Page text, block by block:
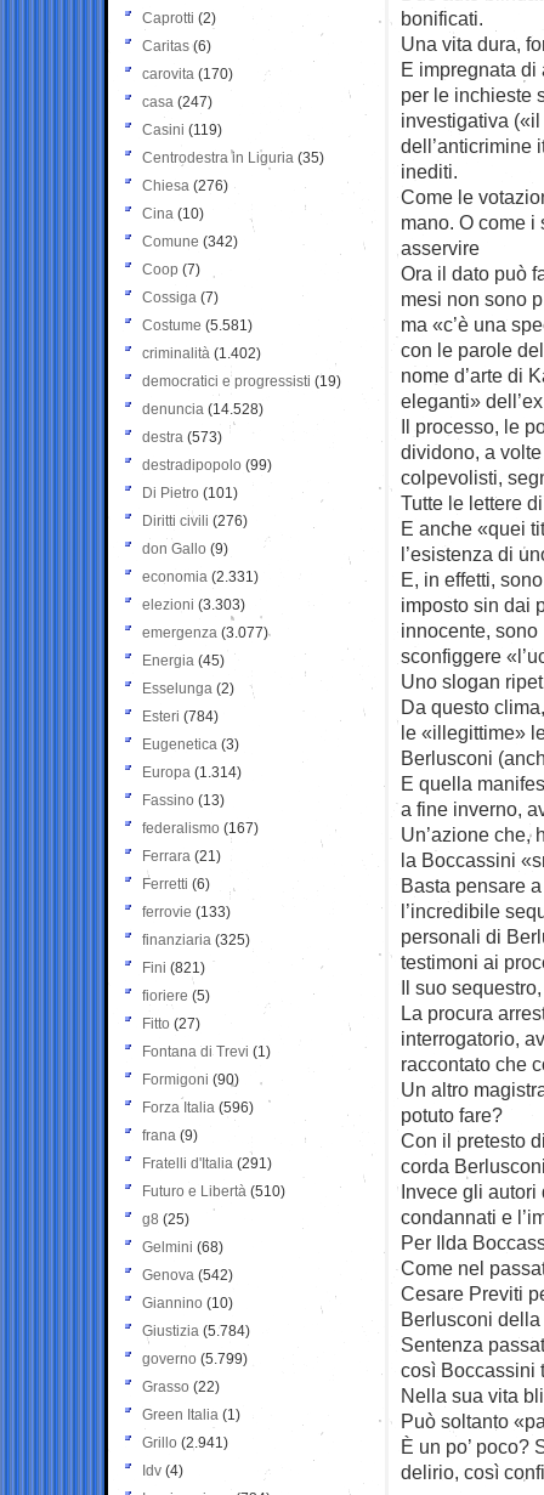
bonificati.
Una vita dura,
E impregnata di
per le inchieste
investigativa
dell’anticrimine
inediti.
Come le
mano. O come
asservire
Ora il dato può
mesi non sono
ma «c’è una
con le parole
nome d’arte di
eleganti»
Il processo, le
dividono, a
colpevolisti,
Tutte le lettere
E anche «quei
l’esistenza di
E, in effetti,
imposto sin dai
innocente,
sconfiggere
Uno slogan
Da questo
le «illegittime»
Berlusconi
E quella
a fine inverno,
Un’azione che,
la Boccassini
Basta pensare
l’incredibile
personali di
testimoni ai
Il suo
La procura
interrogatorio,
raccontato che
Un altro
potuto fare?
Con il pretesto
corda
Invece gli
condannati e
Per Ilda
Come nel
Cesare Previti
Berlusconi
Sentenza
così Boccassini
Nella sua vita
Può soltanto
È un po’ poco?
delirio, così
Caprotti (2)
Caritas (6)
carovita (170)
casa (247)
Casini (119)
Centrodestra in Liguria (35)
Chiesa (276)
Cina (10)
Comune (342)
Coop (7)
Cossiga (7)
Costume (5.581)
criminalità (1.402)
democratici e progressisti (19)
denuncia (14.528)
destra (573)
destradipopolo (99)
Di Pietro (101)
Diritti civili (276)
don Gallo (9)
economia (2.331)
elezioni (3.303)
emergenza (3.077)
Energia (45)
Esselunga (2)
Esteri (784)
Eugenetica (3)
Europa (1.314)
Fassino (13)
federalismo (167)
Ferrara (21)
Ferretti (6)
ferrovie (133)
finanziaria (325)
Fini (821)
fioriere (5)
Fitto (27)
Fontana di Trevi (1)
Formigoni (90)
Forza Italia (596)
frana (9)
Fratelli d'Italia (291)
Futuro e Libertà (510)
g8 (25)
Gelmini (68)
Genova (542)
Giannino (10)
Giustizia (5.784)
governo (5.799)
Grasso (22)
Green Italia (1)
Grillo (2.941)
Idv (4)